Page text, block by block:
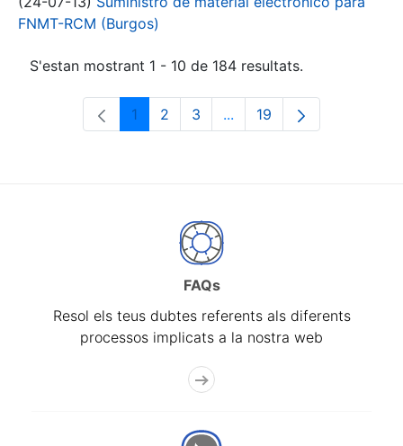
FNMT-RCM (Burgos)
S'estan mostrant 1 - 10 de 184 resultats.
Pàgina
1 Pàgina
2 Pàgina
3 ...Pàgines intermèdies
Pàgina
19
FAQs
Resol els teus dubtes referents als diferents
processos implicats a la nostra web